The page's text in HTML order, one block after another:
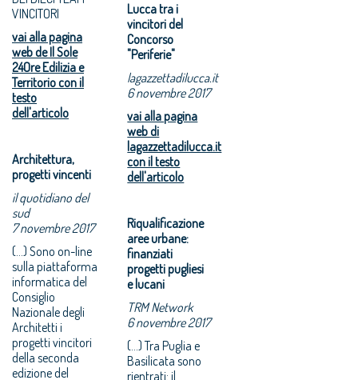
VINCITORI
vai alla pagina
web de Il Sole
24Ore Edilizia e
Territorio con il
testo
dell'articolo
Architettura,
progetti vincenti
il quotidiano del
sud
7 novembre 2017
(...) Sono on-line
sulla piattaforma
informatica del
Consiglio
Nazionale degli
Architetti i
progetti vincitori
della seconda
edizione del
Lucca tra i
vincitori del
Concorso
"Periferie"
lagazzettadilucca.it
6 novembre 2017
vai alla pagina
web di
lagazzettadilucca.it
con il testo
dell'articolo
Riqualificazione
aree urbane:
finanziati
progetti pugliesi
e lucani
TRM Network
6 novembre 2017
(...) Tra Puglia e
Basilicata sono
rientrati: il